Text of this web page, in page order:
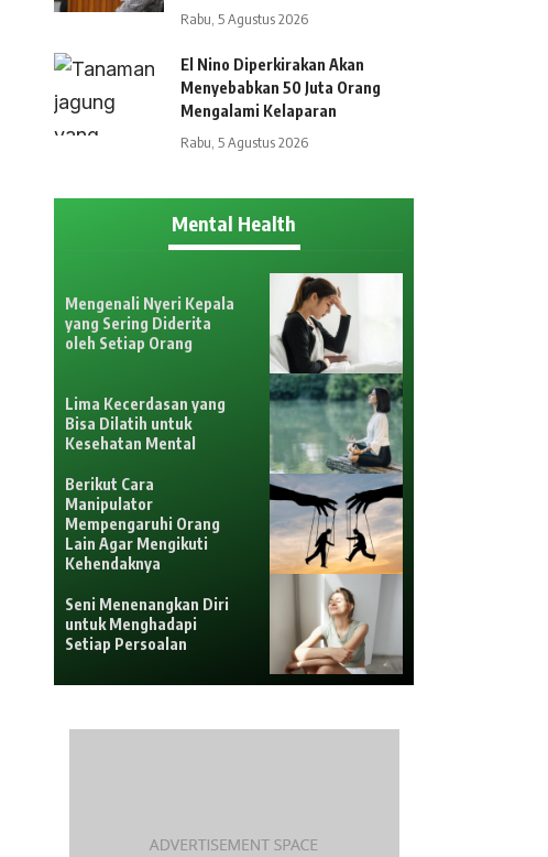
Rabu, 5 Agustus 2026
El Nino Diperkirakan Akan
Menyebabkan 50 Juta Orang
Mengalami Kelaparan
Rabu, 5 Agustus 2026
Mental Health
Mengenali Nyeri Kepala
yang Sering Diderita
oleh Setiap Orang
Lima Kecerdasan yang
Bisa Dilatih untuk
Kesehatan Mental
Berikut Cara
Manipulator
Mempengaruhi Orang
Lain Agar Mengikuti
Kehendaknya
Seni Menenangkan Diri
untuk Menghadapi
Setiap Persoalan